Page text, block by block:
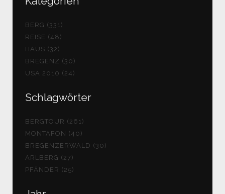
BERG (331)
REISE (48)
HAUS (32)
BREGENZ (30)
USA 2010 (24)
Schlagwörter
BERGTOUR (261)
MONTAFON (40)
BREGENZERWALD (30)
ARLBERG (27)
PFÄNDER (25)